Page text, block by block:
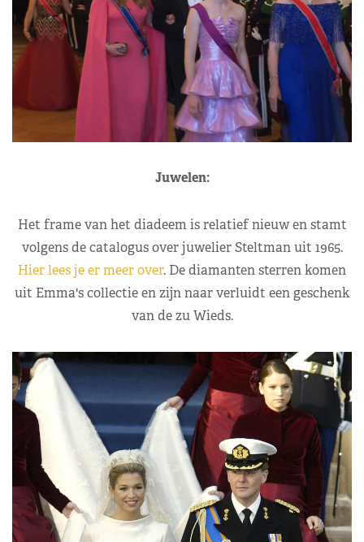
Juwelen:
Het frame van het diadeem is relatief nieuw en stamt
volgens de catalogus over juwelier Steltman uit 1965.
Hier lees je er meer over. De diamanten sterren komen
uit Emma's collectie en zijn naar verluidt een geschenk
van de zu Wieds.